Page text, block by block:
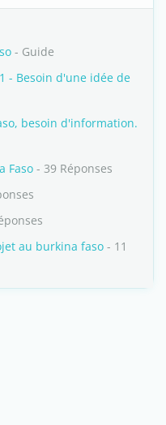
- Guide
- Besoin d'une idée de
besoin d'information.
Faso - 39 Réponses
au burkina faso - 11